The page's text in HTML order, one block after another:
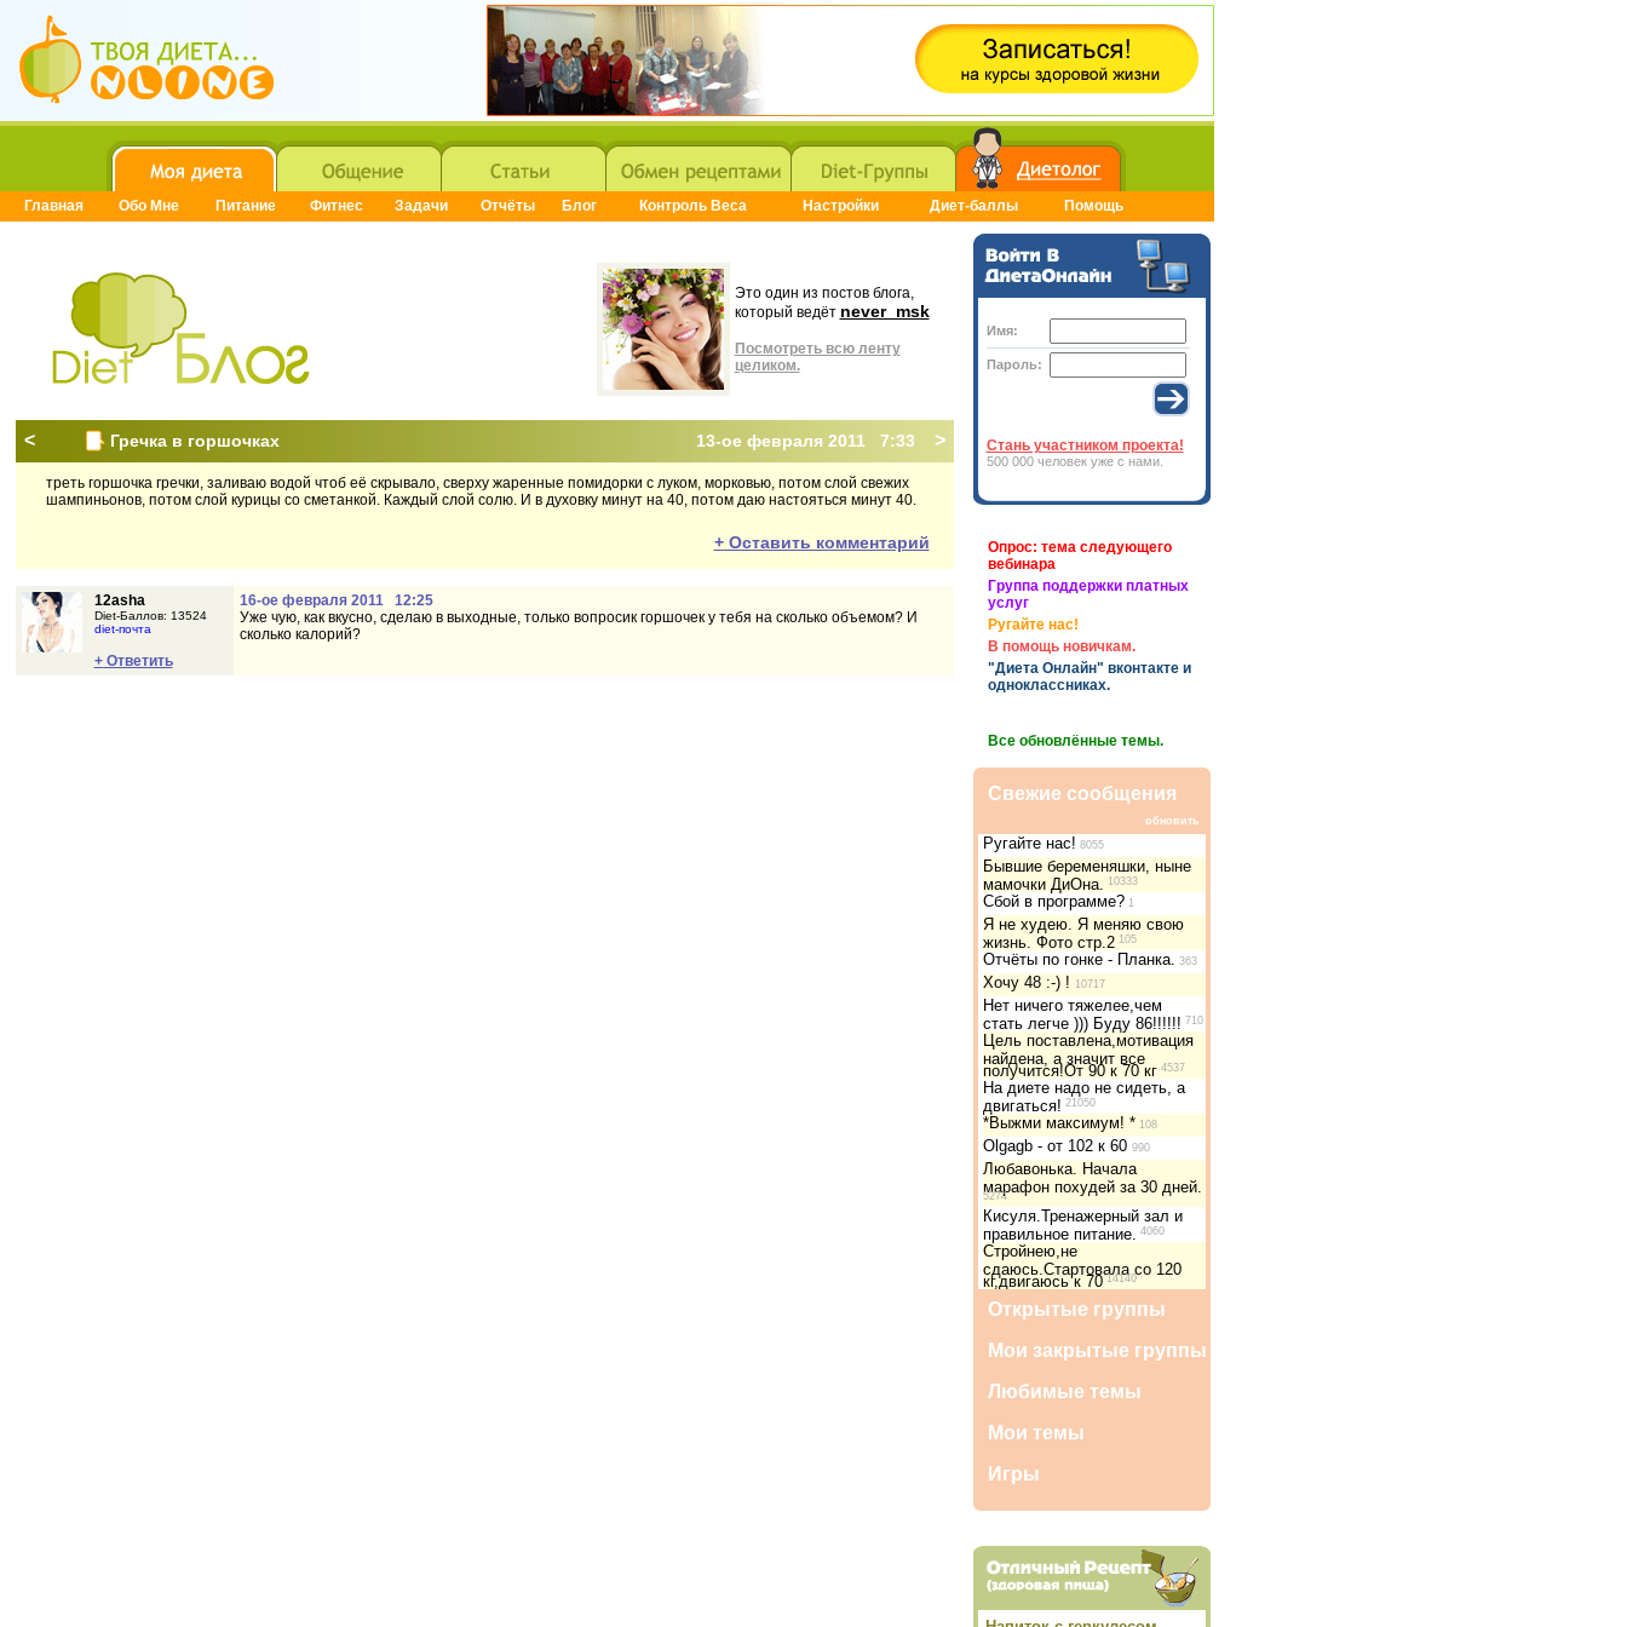
Главная Обо Мне Питание Фитнес Задачи Отчёты Блог Контроль Веса Настройки Диет-баллы Помощь
Это один из постов блога,
который ведёт never_msk
Посмотреть всю ленту
целиком.
< Гречка в горшочках 13-ое февраля 2011 7:33 >
треть горшочка гречки, заливаю водой чтоб её скрывало, сверху жаренные помидорки с луком, морковью, потом слой свежих
шампиньонов, потом слой курицы со сметанкой. Каждый слой солю. И в духовку минут на 40, потом даю настояться минут 40.
+Оставить комментарий
12asha
Diet-Баллов: 13524
diet-почта
+Ответить
16-ое февраля 2011 12:25
Уже чую, как вкусно, сделаю в выходные, только вопросик горшочек у тебя на сколько объемом? И
сколько калорий?
Имя:
Пароль:
Стань участником проекта!
500 000 человек уже с нами.
Опрос: тема следующего
вебинара
Группа поддержки платных
услуг
Ругайте нас!
В помощь новичкам.
"Диета Онлайн" вконтакте и
одноклассниках.
Все обновлённые темы.
Свежие сообщения
обновить
Ругайте нас! 8055
Бывшие беременяшки, ныне
мамочки ДиОна. 10333
Сбой в программе?1
Я не худею. Я меняю свою
жизнь. Фото стр.2105
Отчёты по гонке - Планка. 363
Хочу 48 :-) ! 10717
Нет ничего тяжелее,чем
стать легче ))) Буду 86!!!!!! 710
Цель поставлена,мотивация
найдена, а значит все
получится!От 90 к 70 кг4537
На диете надо не сидеть, а
двигаться! 21050
*Выжми максимум! * 108
Olgagb - от 102 к 60 990
Любавонька. Начала
марафон похудей за 30 дней.
5274
Кисуля.Тренажерный зал и
правильное питание. 4060
Стройнею,не
сдаюсь.Стартовала со 120
кг,двигаюсь к 7014140
Открытые группы
Мои закрытые группы
Любимые темы
Мои темы
Игры